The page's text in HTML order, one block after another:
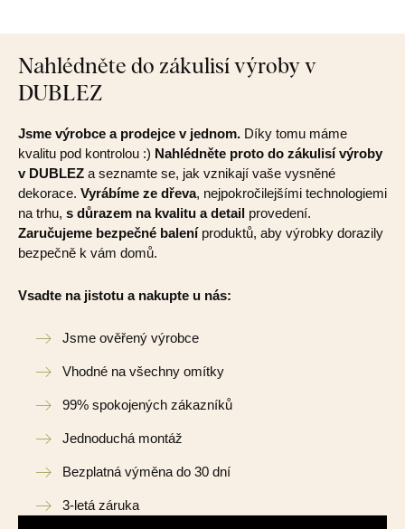
Nahlédněte do zákulisí výroby v
DUBLEZ
Jsme výrobce a prodejce v jednom. Díky tomu máme
kvalitu pod kontrolou :) Nahlédněte proto do zákulisí výroby
v DUBLEZ a seznamte se, jak vznikají vaše vysněné
dekorace. Vyrábíme ze dřeva, nejpokročilejšími technologiemi
na trhu, s důrazem na kvalitu a detail provedení.
Zaručujeme bezpečné baleníproduktů, aby výrobky dorazily
bezpečně k vám domů.
Vsadte na jistotu a nakupte u nás:
Jsme ověřený výrobce
Vhodné na všechny omítky
99% spokojených zákazníků
Jednoduchá montáž
Bezplatná výměna do 30 dní
3-letá záruka